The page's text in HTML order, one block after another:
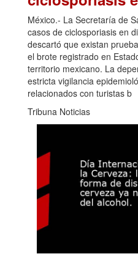
México.- La Secretaría de
casos de ciclosporiasis en
descartó que existan
el brote registrado en
territorio mexicano. La
estricta vigilancia
relacionados con turistas b
Tribuna Noticias